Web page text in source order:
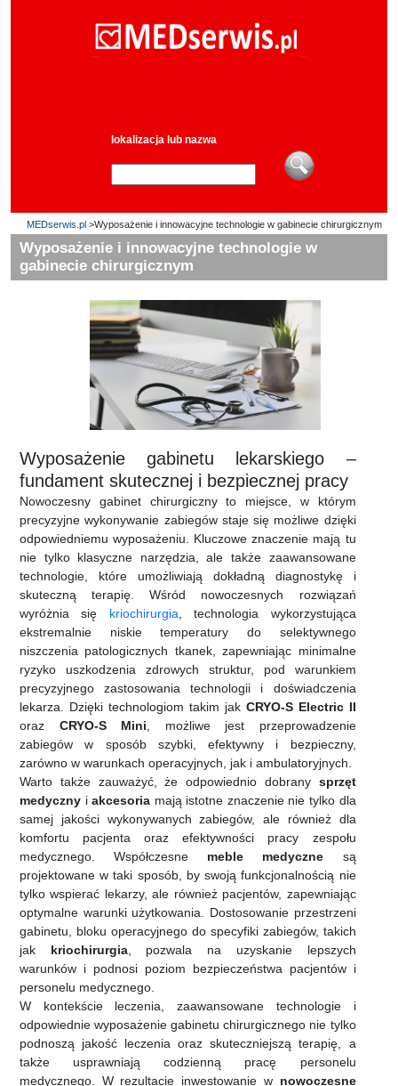
lokalizacja lub nazwa
MEDserwis.pl >Wyposażenie i innowacyjne technologie w gabinecie chirurgicznym
Wyposażenie i innowacyjne technologie w
gabinecie chirurgicznym
Wyposażenie gabinetu lekarskiego –
fundament skutecznej i bezpiecznej pracy
Nowoczesny gabinet chirurgiczny to miejsce, w którym
precyzyjne wykonywanie zabiegów staje się możliwe dzięki
odpowiedniemu wyposażeniu. Kluczowe znaczenie mają tu
nie tylko klasyczne narzędzia, ale także zaawansowane
technologie, które umożliwiają dokładną diagnostykę i
skuteczną terapię. Wśród nowoczesnych rozwiązań
wyróżnia się kriochirurgia , technologia wykorzystująca
ekstremalnie niskie temperatury do selektywnego
niszczenia patologicznych tkanek, zapewniając minimalne
ryzyko uszkodzenia zdrowych struktur, pod warunkiem
precyzyjnego zastosowania technologii i doświadczenia
lekarza. Dzięki technologiom takim jak CRYO-S Electric II
oraz CRYO-S Mini , możliwe jest przeprowadzenie
zabiegów w sposób szybki, efektywny i bezpieczny,
zarówno w warunkach operacyjnych, jak i ambulatoryjnych.
Warto także zauważyć, że odpowiednio dobrany sprzęt
medyczny iakcesoria mają istotne znaczenie nie tylko dla
samej jakości wykonywanych zabiegów, ale również dla
komfortu pacjenta oraz efektywności pracy zespołu
medycznego. Współczesne meble medyczne są
projektowane w taki sposób, by swoją funkcjonalnością nie
tylko wspierać lekarzy, ale również pacjentów, zapewniając
optymalne warunki użytkowania. Dostosowanie przestrzeni
gabinetu, bloku operacyjnego do specyfiki zabiegów, takich
jak kriochirurgia, pozwala na uzyskanie lepszych
warunków i podnosi poziom bezpieczeństwa pacjentów i
personelu medycznego.
W kontekście leczenia, zaawansowane technologie i
odpowiednie wyposażenie gabinetu chirurgicznego nie tylko
podnoszą jakość leczenia oraz skuteczniejszą terapię, a
także usprawniają codzienną pracę personelu
medycznego. W rezultacie inwestowanie w nowoczesne